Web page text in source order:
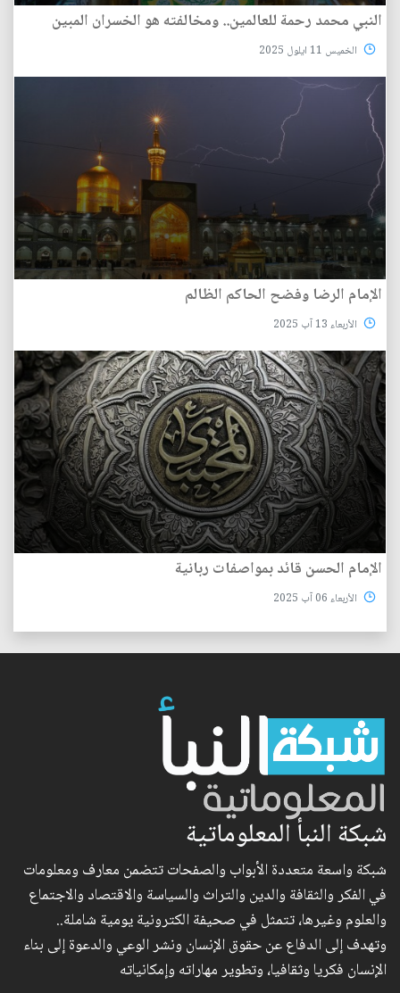
النبي محمد رحمة للعالمين.. ومخالفته هو الخسران المبين
الخميس 11 ايلول 2025
الإمام الرضا وفضح الحاكم الظالم
الأربعاء 13 آب 2025
الإمام الحسن قائد بمواصفات ربانية
الأربعاء 06 آب 2025
شبكة النبأ المعلوماتية
شبكة واسعة متعددة الأبواب والصفحات تتضمن معارف ومعلومات
في الفكر والثقافة والدين والتراث والسياسة والاقتصاد والاجتماع
والعلوم وغيرها، تتمثل في صحيفة الكترونية يومية شاملة..
وتهدف إلى الدفاع عن حقوق الإنسان ونشر الوعي والدعوة إلى بناء
الإنسان فكريا وثقافيا، وتطوير مهاراته وإمكانياته